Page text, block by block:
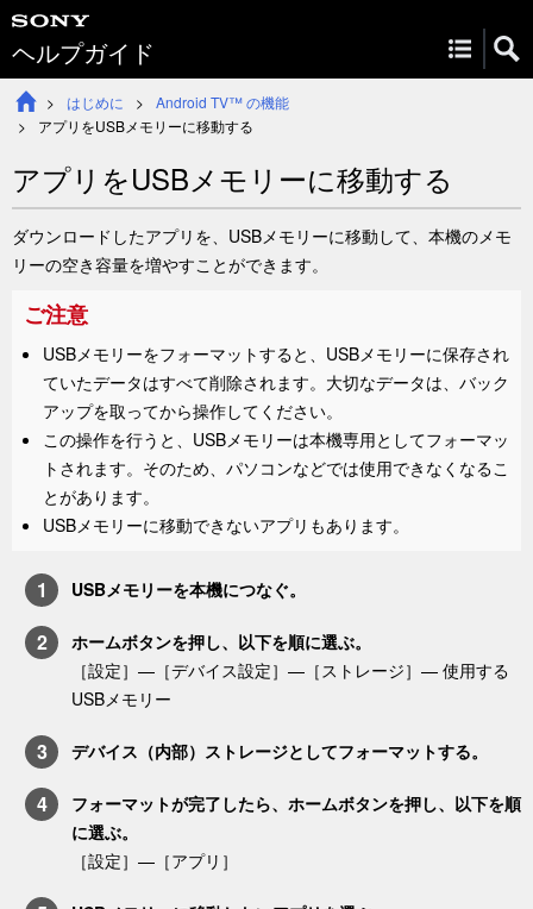
ヘルプガイド
はじめに
Android TV™ の機能
アプリをUSBメモリーに移動する
アプリをUSBメモリーに移動する
ダウンロードしたアプリを、USBメモリーに移動して、本機のメモ
リーの空き容量を増やすことができます。
ご注意
USBメモリーをフォーマットすると、USBメモリーに保存され
ていたデータはすべて削除されます。大切なデータは、バック
アップを取ってから操作してください。
この操作を行うと、USBメモリーは本機専用としてフォーマッ
トされます。そのため、パソコンなどでは使用できなくなるこ
とがあります。
USBメモリーに移動できないアプリもあります。
USBメモリーを本機につなぐ。
ホームボタンを押し、以下を順に選ぶ。
［設定］— ［デバイス設定］—［ストレージ］ — 使用する
USBメモリー
デバイス（内部）ストレージとしてフォーマットする。
フォーマットが完了したら、 ホームボタンを押し、以下を順
に選ぶ。
［設定］—［アプリ ］